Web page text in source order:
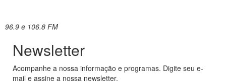
96.9 e 106.8 FM
Newsletter
Acompanhe a nossa informação e programas. Digite seu e-
mail e assine a nossa newsletter.